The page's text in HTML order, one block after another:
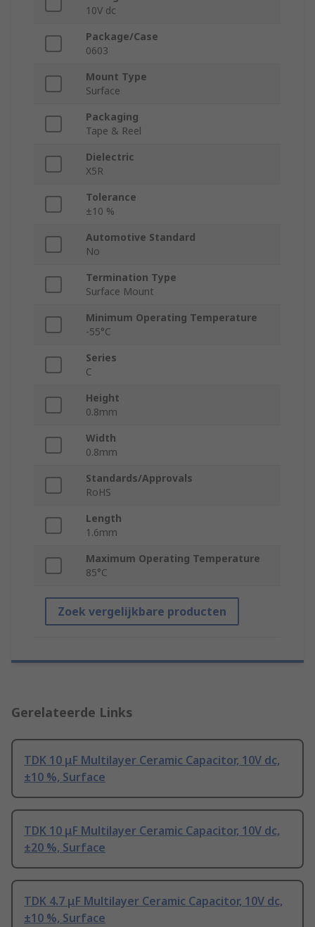
10V dc
Package/Case
0603
Mount Type
Surface
Packaging
Tape & Reel
Dielectric
X5R
Tolerance
±10 %
Automotive Standard
No
Termination Type
Surface Mount
Minimum Operating Temperature
-55°C
Series
C
Height
0.8mm
Width
0.8mm
Standards/Approvals
RoHS
Length
1.6mm
Maximum Operating Temperature
85°C
Zoek vergelijkbare producten
Gerelateerde Links
TDK 10 μF Multilayer Ceramic Capacitor, 10V dc,
±10 %, Surface
TDK 10 μF Multilayer Ceramic Capacitor, 10V dc,
±20 %, Surface
TDK 4.7 μF Multilayer Ceramic Capacitor, 10V dc,
±10 %, Surface